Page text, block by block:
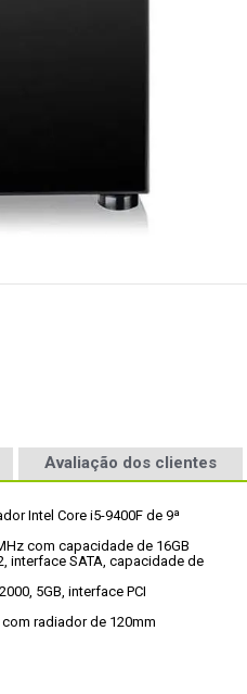
Avaliação dos clientes
Intel Core i5-9400F de 9ª
com capacidade de 16GB
interface SATA, capacidade de
5GB, interface PCI
radiador de 120mm